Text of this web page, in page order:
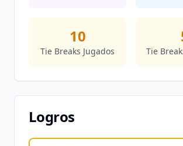
10
Tie Breaks Jugados Tie
Logros